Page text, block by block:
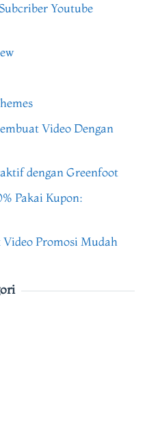
Youtube
Video Dengan
dengan Greenfoot
Pakai Kupon:
Promosi Mudah